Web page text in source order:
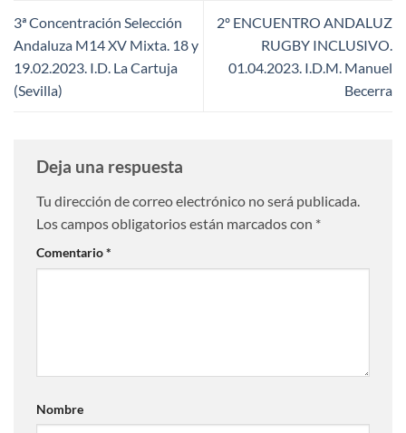
3ª Concentración Selección
Andaluza M14 XV Mixta. 18 y
19.02.2023. I.D. La Cartuja
(Sevilla)
2º ENCUENTRO ANDALUZ
RUGBY INCLUSIVO.
01.04.2023. I.D.M. Manuel
Becerra
Deja una respuesta
Tu dirección de correo electrónico no será publicada.
Los campos obligatorios están marcados con *
Comentario*
Nombre